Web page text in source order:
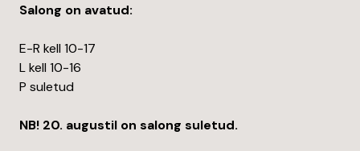
Salong on avatud:
E-R kell 10-17
L kell 10-16
P suletud
NB! 20. augustil on salong suletud.